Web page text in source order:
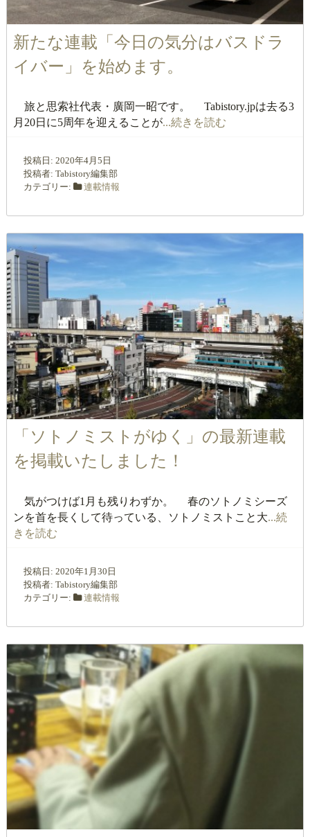
新たな連載「今日の気分はバスドラ
イバー」を始めます。
旅と思索社代表・廣岡一昭です。 Tabistory.jpは去る3
月20日に5周年を迎えることが...続きを読む
投稿日: 2020年4月5日
投稿者: Tabistory編集部
カテゴリー:
連載情報
「ソトノミストがゆく」の最新連載
を掲載いたしました！
気がつけば1月も残りわずか。 春のソトノミシーズ
ンを首を長くして待っている、ソトノミストこと大...続
きを読む
投稿日: 2020年1月30日
投稿者: Tabistory編集部
カテゴリー:
連載情報